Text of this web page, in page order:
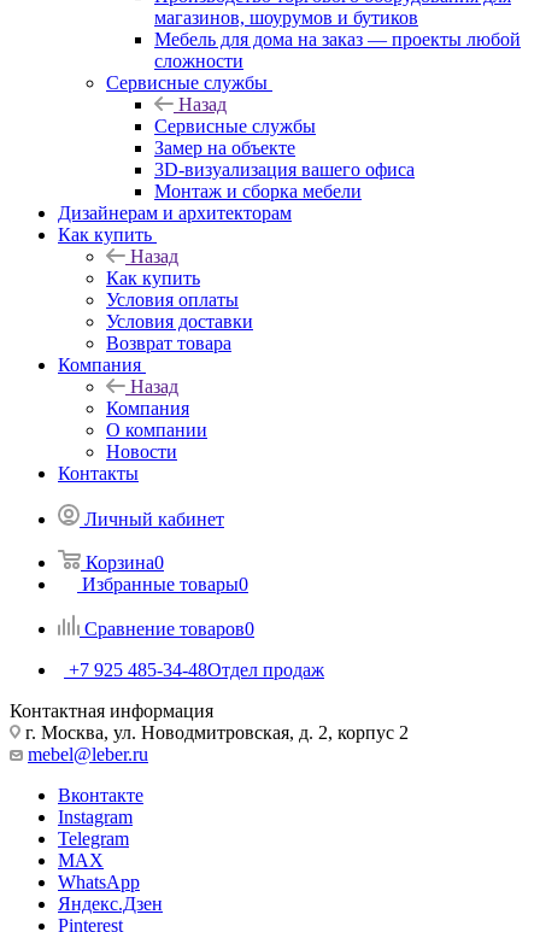
магазинов, шоурумов и бутиков
Мебель для дома на заказ — проекты любой
сложности
Сервисные службы
Назад
Сервисные службы
Замер на объекте
3D-визуализация вашего офиса
Монтаж и сборка мебели
Дизайнерам и архитекторам
Как купить
Назад
Как купить
Условия оплаты
Условия доставки
Возврат товара
Компания
Назад
Компания
О компании
Новости
Контакты
Личный кабинет
Корзина0
Избранные товары0
Сравнение товаров0
+7 925 485-34-48Отдел продаж
Контактная информация
г. Москва, ул. Новодмитровская, д. 2, корпус 2
mebel@leber.ru
Вконтакте
Instagram
Telegram
MAX
WhatsApp
Яндекс.Дзен
Pinterest